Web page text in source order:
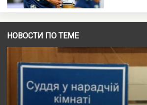
НОВОСТИ ПО ТЕМЕ